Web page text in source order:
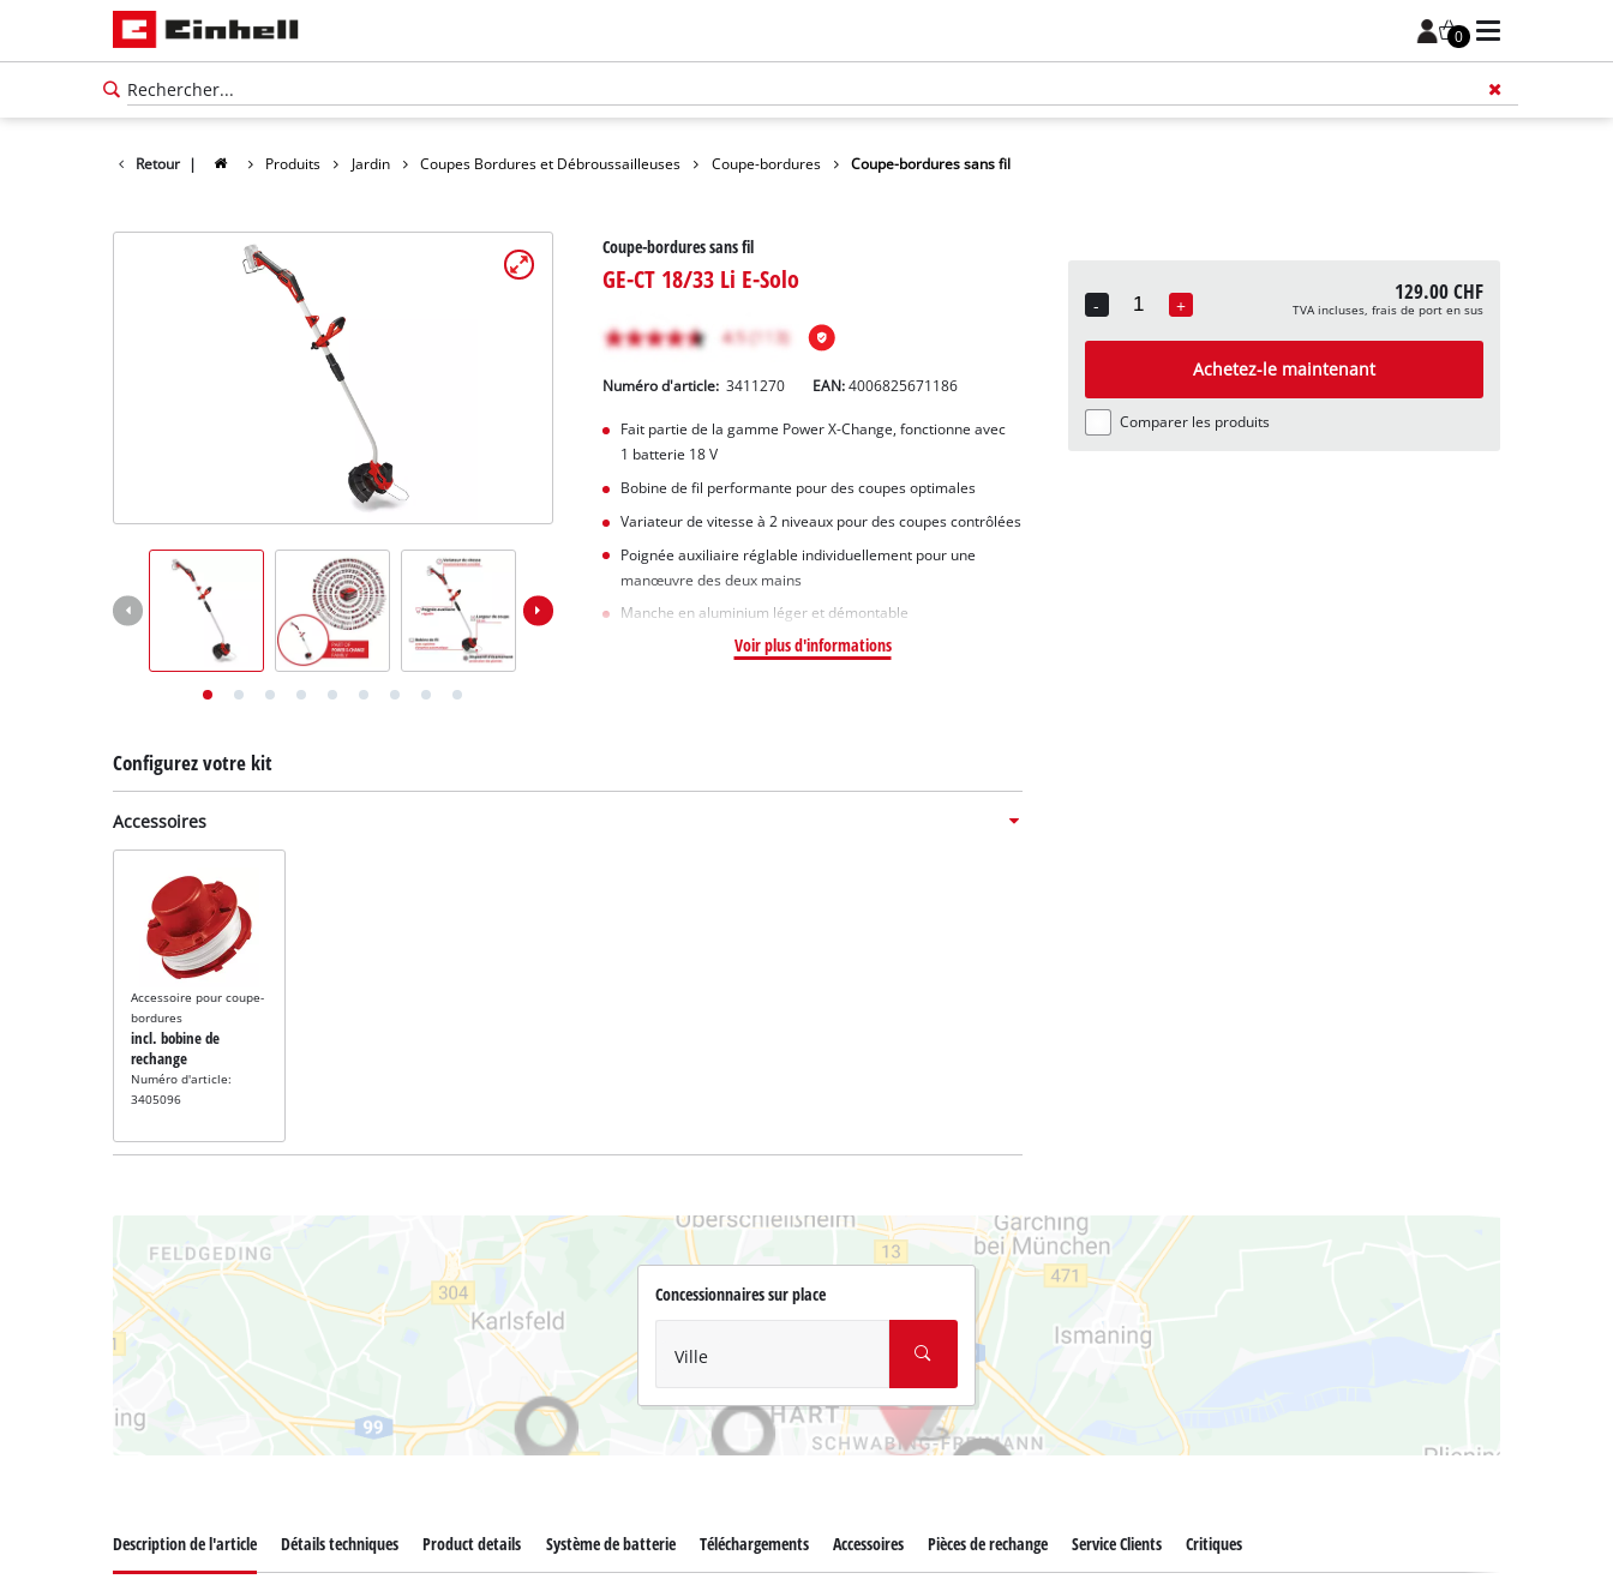
0
Retour | Produits Jardin Coupes Bordures et Débroussailleuses Coupe-bordures Coupe-bordures sans fil
Coupe-bordures sans fil
GE-CT 18/33 Li E-Solo
Numéro d'article: 3411270 EAN:4006825671186
Fait partie de la gamme Power X-Change, fonctionne avec
1 batterie 18 V
Bobine de fil performante pour des coupes optimales
Variateur de vitesse à 2 niveaux pour des coupes contrôlées
Poignée auxiliaire réglable individuellement pour une
manœuvre des deux mains
Manche en aluminium léger et démontable
Voir plus d'informations
Configurez votre kit
Accessoires
Accessoire pour coupe-
bordures
incl. bobine de
rechange
Numéro d'article:
3405096
-
Quantity
+ 129.00 CHF
TVA incluses, frais de port en sus
Achetez-le maintenant
Comparer les produits
Concessionnaires sur place
Ville
Description de l'article Détails techniques Product details Système de batterie Téléchargements Accessoires Pièces de rechange Service Clients Critiques